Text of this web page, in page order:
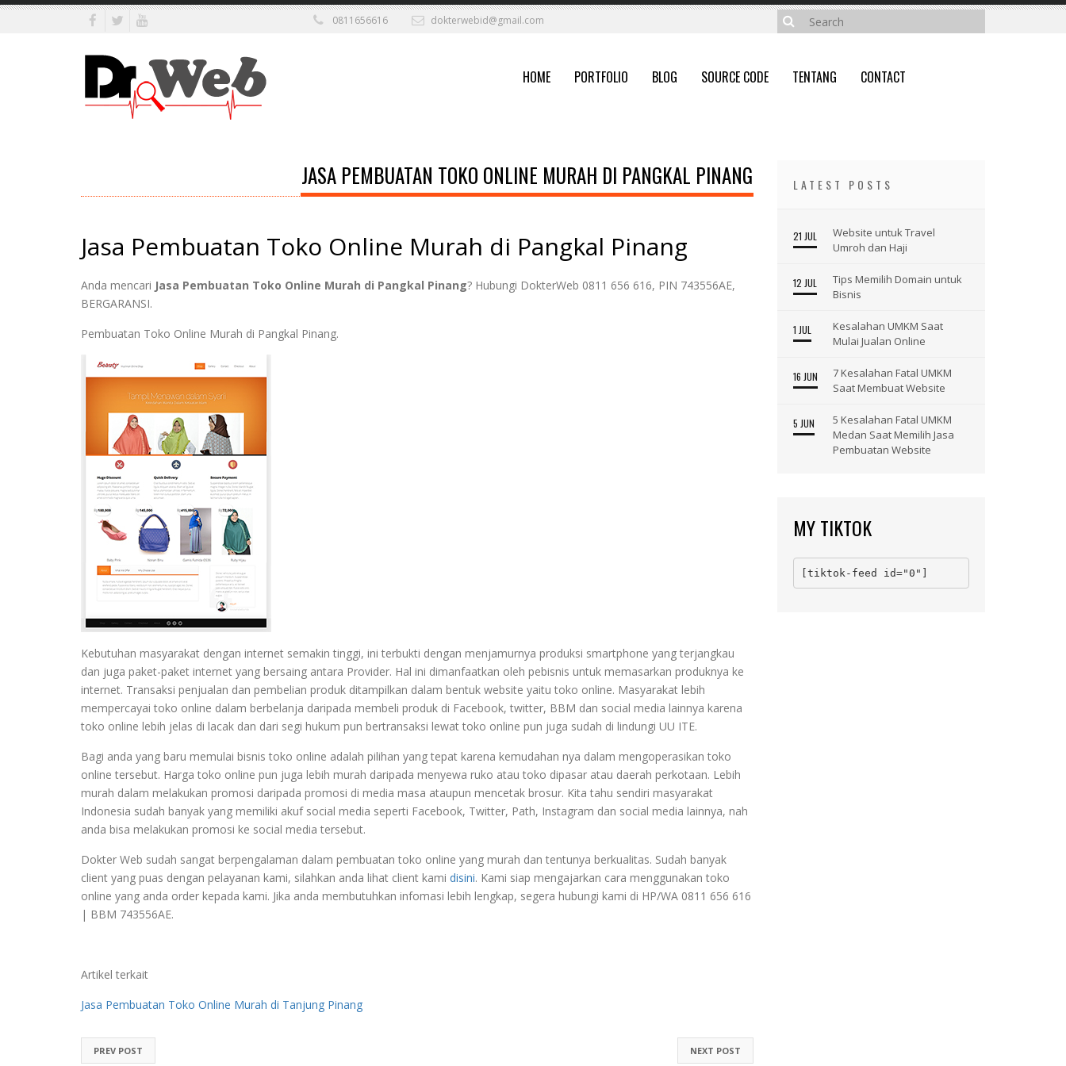
0811656616 dokterwebid@gmail.com
HOME PORTFOLIO BLOG SOURCE CODE TENTANG CONTACT
JASA PEMBUATAN TOKO ONLINE MURAH DI PANGKAL PINANG
Jasa Pembuatan Toko Online Murah di Pangkal Pinang
Anda mencari Jasa Pembuatan Toko Online Murah di Pangkal Pinang? Hubungi DokterWeb 0811 656 616, PIN 743556AE,
BERGARANSI.
Pembuatan Toko Online Murah di Pangkal Pinang.
Kebutuhan masyarakat dengan internet semakin tinggi, ini terbukti dengan menjamurnya produksi smartphone yang terjangkau
dan juga paket-paket internet yang bersaing antara Provider. Hal ini dimanfaatkan oleh pebisnis untuk memasarkan produknya ke
internet. Transaksi penjualan dan pembelian produk ditampilkan dalam bentuk website yaitu toko online. Masyarakat lebih
mempercayai toko online dalam berbelanja daripada membeli produk di Facebook, twitter, BBM dan social media lainnya karena
toko online lebih jelas di lacak dan dari segi hukum pun bertransaksi lewat toko online pun juga sudah di lindungi UU ITE.
Bagi anda yang baru memulai bisnis toko online adalah pilihan yang tepat karena kemudahan nya dalam mengoperasikan toko
online tersebut. Harga toko online pun juga lebih murah daripada menyewa ruko atau toko dipasar atau daerah perkotaan. Lebih
murah dalam melakukan promosi daripada promosi di media masa ataupun mencetak brosur. Kita tahu sendiri masyarakat
Indonesia sudah banyak yang memiliki akuf social media seperti Facebook, Twitter, Path, Instagram dan social media lainnya, nah
anda bisa melakukan promosi ke social media tersebut.
Dokter Web sudah sangat berpengalaman dalam pembuatan toko online yang murah dan tentunya berkualitas. Sudah banyak
client yang puas dengan pelayanan kami, silahkan anda lihat client kami disini. Kami siap mengajarkan cara menggunakan toko
online yang anda order kepada kami. Jika anda membutuhkan infomasi lebih lengkap, segera hubungi kami di HP/WA 0811 656 616
| BBM 743556AE.
Artikel terkait
Jasa Pembuatan Toko Online Murah di Tanjung Pinang
NEXT POST
PREV POST
LATEST POSTS
21 JUL
Website untuk Travel
Umroh dan Haji
12 JUL
Tips Memilih Domain untuk
Bisnis
1 JUL
Kesalahan UMKM Saat
Mulai Jualan Online
16 JUN
7 Kesalahan Fatal UMKM
Saat Membuat Website
5 JUN
5 Kesalahan Fatal UMKM
Medan Saat Memilih Jasa
Pembuatan Website
MY TIKTOK
[tiktok-feed id="0"]